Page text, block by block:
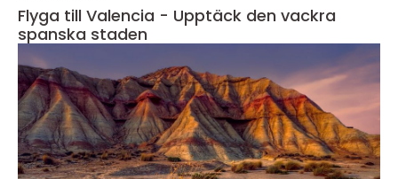
Flyga till Valencia - Upptäck den vackra
spanska staden